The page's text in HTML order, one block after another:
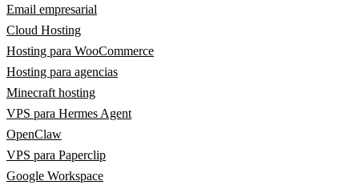
Email empresarial
Cloud Hosting
Hosting para WooCommerce
Hosting para agencias
Minecraft hosting
VPS para Hermes Agent
OpenClaw
VPS para Paperclip
Google Workspace